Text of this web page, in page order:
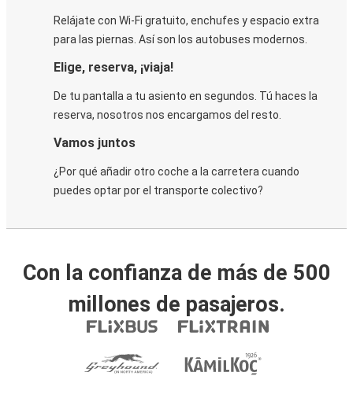
Relájate con Wi-Fi gratuito, enchufes y espacio extra
para las piernas. Así son los autobuses modernos.
Elige, reserva, ¡viaja!
De tu pantalla a tu asiento en segundos. Tú haces la
reserva, nosotros nos encargamos del resto.
Vamos juntos
¿Por qué añadir otro coche a la carretera cuando
puedes optar por el transporte colectivo?
Con la confianza de más de 500
millones de pasajeros.